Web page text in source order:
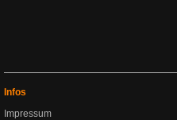
Infos
Impressum